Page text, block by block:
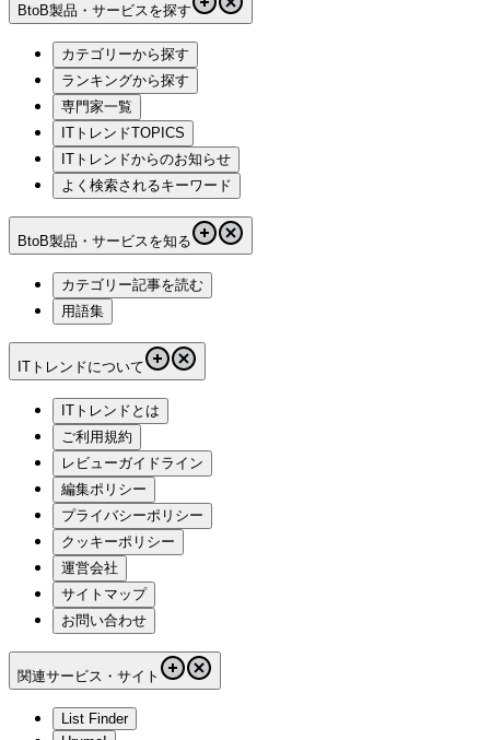
BtoB製品・サービスを探す
カテゴリーから探す
ランキングから探す
専門家一覧
ITトレンドTOPICS
ITトレンドからのお知らせ
よく検索されるキーワード
BtoB製品・サービスを知る
カテゴリー記事を読む
用語集
ITトレンドについて
ITトレンドとは
ご利用規約
レビューガイドライン
編集ポリシー
プライバシーポリシー
クッキーポリシー
運営会社
サイトマップ
お問い合わせ
関連サービス・サイト
List Finder